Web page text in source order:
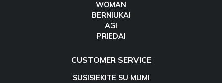
WOMAN
BERNIUKAI
AGI
PRIEDAI
CUSTOMER SERVICE
SUSISIEKITE SU MUMI